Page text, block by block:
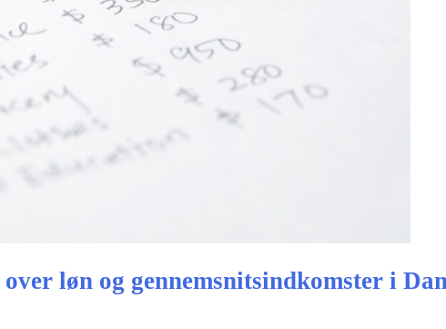
løn og gennemsnitsindkomster i